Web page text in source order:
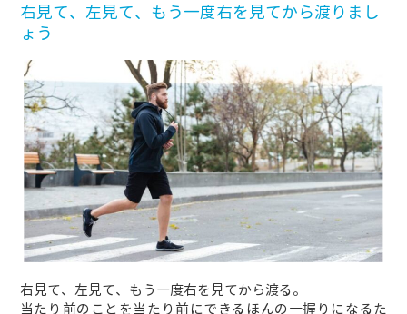
右見て、左見て、もう一度右を見てから渡りまし
ょう
右見て、左見て、もう一度右を見てから渡る。
当たり前のことを当たり前にできるほんの一握りになるた